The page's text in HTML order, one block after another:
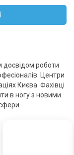
досвідом роботи
Центри
Києва. Фахівці
в ногу з новими